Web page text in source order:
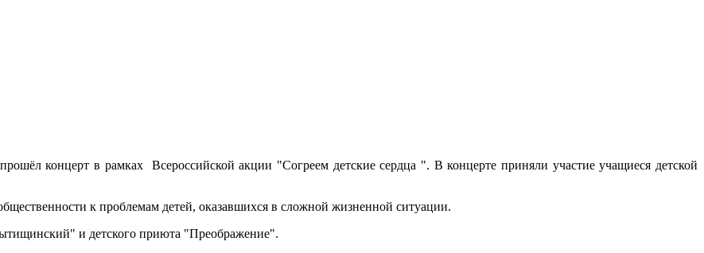
концерт в рамках Всероссийской акции "Согреем детские сердца ". В концерте приняли участие учащиеся детской
к проблемам детей, оказавшихся в сложной жизненной ситуации.
и детского приюта "Преображение".